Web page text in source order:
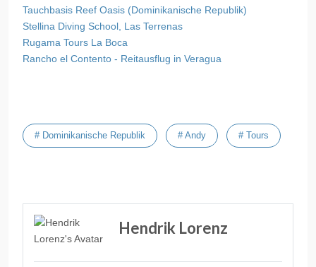
Tauchbasis Reef Oasis (Dominikanische Republik)
Stellina Diving School, Las Terrenas
Rugama Tours La Boca
Rancho el Contento - Reitausflug in Veragua
# Dominikanische Republik # Andy # Tours
Hendrik Lorenz